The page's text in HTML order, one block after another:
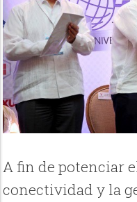
A fin de potenciar
conectividad y la